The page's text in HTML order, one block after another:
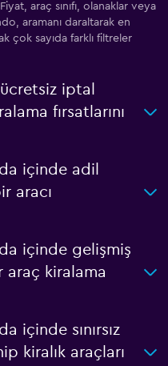
araç sınıfı, olanaklar veya
aramanı daraltarak en
çok sayıda farklı filtreler
iptal
fırsatlarını
içinde adil
aracı
içinde gelişmiş
araç kiralama
içinde sınırsız
kiralık araçları